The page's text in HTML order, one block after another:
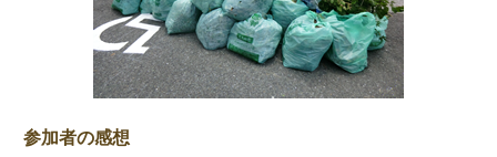
参加者の感想